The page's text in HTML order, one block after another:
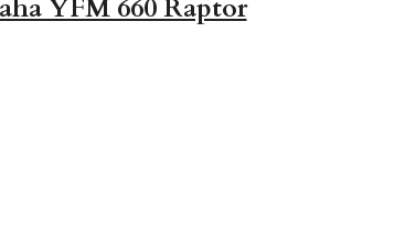
YFM 660 Raptor